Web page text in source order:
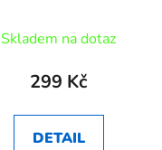
Skladem na dotaz
299 Kč
DETAIL